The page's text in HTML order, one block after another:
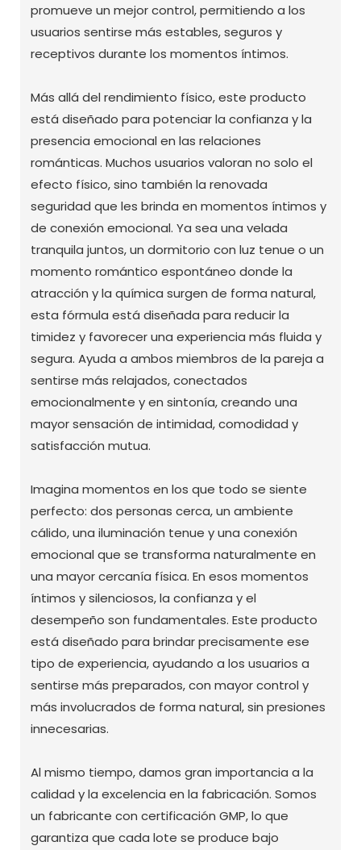
promueve un mejor control, permitiendo a los
usuarios sentirse más estables, seguros y
receptivos durante los momentos íntimos.
Más allá del rendimiento físico, este producto
está diseñado para potenciar la confianza y la
presencia emocional en las relaciones
románticas. Muchos usuarios valoran no solo el
efecto físico, sino también la renovada
seguridad que les brinda en momentos íntimos y
de conexión emocional. Ya sea una velada
tranquila juntos, un dormitorio con luz tenue o un
momento romántico espontáneo donde la
atracción y la química surgen de forma natural,
esta fórmula está diseñada para reducir la
timidez y favorecer una experiencia más fluida y
segura. Ayuda a ambos miembros de la pareja a
sentirse más relajados, conectados
emocionalmente y en sintonía, creando una
mayor sensación de intimidad, comodidad y
satisfacción mutua.
Imagina momentos en los que todo se siente
perfecto: dos personas cerca, un ambiente
cálido, una iluminación tenue y una conexión
emocional que se transforma naturalmente en
una mayor cercanía física. En esos momentos
íntimos y silenciosos, la confianza y el
desempeño son fundamentales. Este producto
está diseñado para brindar precisamente ese
tipo de experiencia, ayudando a los usuarios a
sentirse más preparados, con mayor control y
más involucrados de forma natural, sin presiones
innecesarias.
Al mismo tiempo, damos gran importancia a la
calidad y la excelencia en la fabricación. Somos
un fabricante con certificación GMP, lo que
garantiza que cada lote se produce bajo